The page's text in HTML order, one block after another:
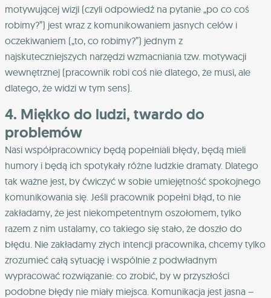
motywującej wizji (czyli odpowiedź na pytanie „po co coś
robimy?”) jest wraz z komunikowaniem jasnych celów i
oczekiwaniem („to, co robimy?”) jednym z
najskuteczniejszych narzędzi wzmacniania tzw. motywacji
wewnętrznej (pracownik robi coś nie dlatego, że musi, ale
dlatego, że widzi w tym sens).
4. Miękko do ludzi, twardo do
problemów
Nasi współpracownicy będą popełniali błędy, będą mieli
humory i będą ich spotykały różne ludzkie dramaty. Dlatego
tak ważne jest, by ćwiczyć w sobie umiejętność spokojnego
komunikowania się. Jeśli pracownik popełni błąd, to nie
zakładamy, że jest niekompetentnym oszołomem, tylko
razem z nim ustalamy, co takiego się stało, że doszło do
błędu. Nie zakładamy złych intencji pracownika, chcemy tylko
zrozumieć całą sytuację i wspólnie z podwładnym
wypracować rozwiązanie: co zrobić, by w przyszłości
podobne błędy nie miały miejsca. Komunikacja jest jasna –